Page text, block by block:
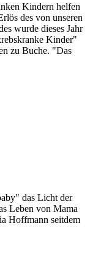
Kindern helfen
des von unseren
wurde dieses Jahr
Kinder"
zu Buche. "Das
das Licht der
Leben von Mama
Hoffmann seitdem